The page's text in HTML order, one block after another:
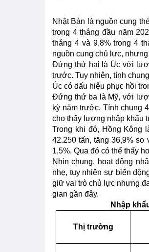
Nhật Bản là nguồn cung
trong 4 tháng đầu năm
tháng 4 và 9,8% trong 4
nguồn cung chủ lực,
Đứng thứ hai là Úc với
trước. Tuy nhiên, tính
Úc có dấu hiệu phục hồi
Đứng thứ ba là Mỹ, với
kỳ năm trước. Tính chung
cho thấy lượng nhập khẩu
Trong khi đó, Hồng Kông
42.250 tấn, tăng 36,9%
1,5%. Qua đó có thể thấy
Nhìn chung, hoạt động
nhẹ, tuy nhiên sự biến
giữ vai trò chủ lực nhưng
gian gần đây.
Nhập
Thị trường